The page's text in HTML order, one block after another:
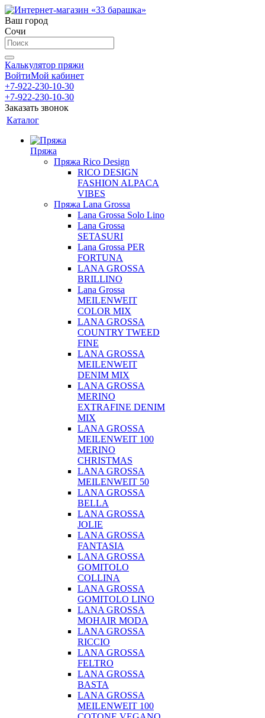
Ваш город
Сочи
Калькулятор пряжи
ВойтиМой кабинет
+7-922-230-10-30
+7-922-230-10-30
Заказать звонок
Каталог
Пряжа
Пряжа Rico Design
RICO DESIGN
FASHION ALPACA
VIBES
Пряжа Lana Grossa
Lana Grossa Solo Lino
Lana Grossa
SETASURI
Lana Grossa PER
FORTUNA
LANA GROSSA
BRILLINO
Lana Grossa
MEILENWEIT
COLOR MIX
LANA GROSSA
COUNTRY TWEED
FINE
LANA GROSSA
MEILENWEIT
DENIM MIX
LANA GROSSA
MERINO
EXTRAFINE DENIM
MIX
LANA GROSSA
MEILENWEIT 100
MERINO
CHRISTMAS
LANA GROSSA
MEILENWEIT 50
LANA GROSSA
BELLA
LANA GROSSA
JOLIE
LANA GROSSA
FANTASIA
LANA GROSSA
GOMITOLO
COLLINA
LANA GROSSA
GOMITOLO LINO
LANA GROSSA
MOHAIR MODA
LANA GROSSA
RICCIO
LANA GROSSA
FELTRO
LANA GROSSA
BASTA
LANA GROSSA
MEILENWEIT 100